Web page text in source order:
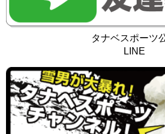
タナベスポーツ
LINE